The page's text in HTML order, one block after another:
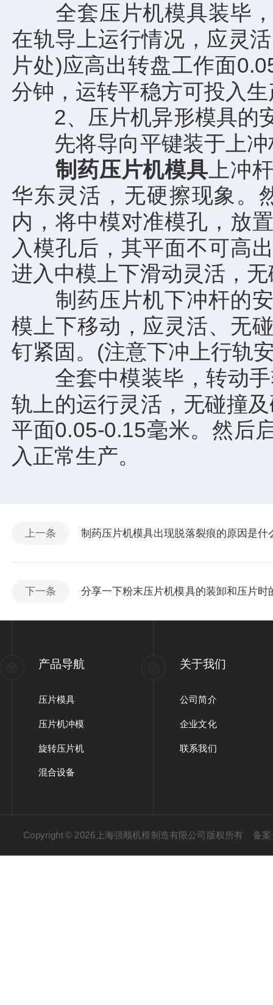
全套压片机模具装毕，
在轨导上运行情况，应灵
片处)应高出转盘工作面
分钟，运转平稳方可投入
2、压片机异形模具的安
先将导向平键装于上冲
制药压片机模具 上冲
华东灵活，无硬擦现象。
内，将中模对准模孔，放
入模孔后，其平面不可高
进入中模上下滑动灵活，
制药压片机下冲杆的安
模上下移动，应灵活、无
钉紧固。(注意下冲上行轨
全套中模装毕，转动手
轨上的运行灵活，无碰撞
平面0.05-0.15毫米。然后
入正常生产。
上一条 制药压片机模具出现脱落裂痕的原因是什
下一条 分享一下粉末压片机模具的装卸和压片时
产品导航
压片模具
压片机冲模
旋转压片机
混合设备
关于我们
公司简介
企业文化
联系我们
Copyright © 2026上海强顺机模制造有限公司版权所有 备